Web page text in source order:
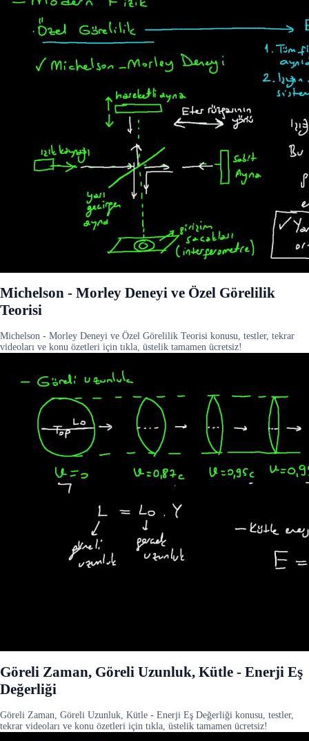
Michelson - Morley Deneyi ve Özel Görelilik
Teorisi
Michelson - Morley Deneyi ve Özel Görelilik Teorisi konusu, testler, tekrar
videoları ve konu özetleri için tıkla, üstelik tamamen ücretsiz!
Göreli Zaman, Göreli Uzunluk, Kütle - Enerji Eş
Değerliği
Göreli Zaman, Göreli Uzunluk, Kütle - Enerji Eş Değerliği konusu, testler,
tekrar videoları ve konu özetleri için tıkla, üstelik tamamen ücretsiz!